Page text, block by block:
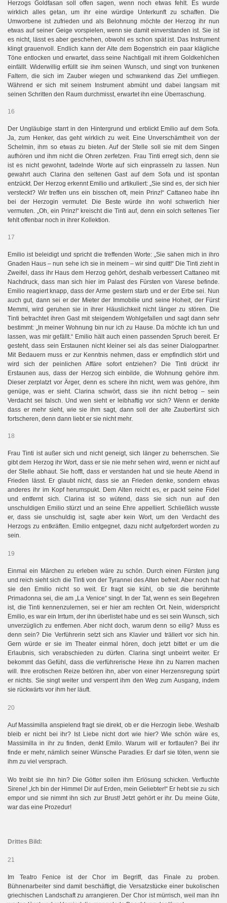
Herzogs Goldfasan soll offen sagen, wenn noch etwas fehlt. Es wurde
wirklich alles getan, um ihr eine würdige Unterkunft zu schaffen. Die
Umworbene ist zufrieden und als Belohnung möchte der Herzog ihr nun
etwas auf seiner Geige vorspielen, wenn sie damit einverstanden ist. Sie ist
es nicht, lässt es aber geschehen, obwohl es schon spät ist. Das Instrument
klingt grauenvoll. Endlich kann der Alte dem Bogenstrich ein paar klägliche
Töne entlocken und erwartet, dass seine Nachtigall mit ihrem Goldkehlchen
einfällt. Widerwillig erfüllt sie ihm seinen Wunsch, und singt von trunkenen
Faltern, die sich im Zauber wiegen und schwankend das Ziel umfliegen.
Während er sich mit seinem Instrument abmüht und dabei langsam mit
seinen Schritten den Raum durchmisst, erwartet ihn eine Überraschung.
16
Der Ungläubige starrt in den Hintergrund und erblickt Emilio auf dem Sofa.
Ja, zum Henker, das geht wirklich zu weit. Eine Unverschämtheit von der
Schelmin, ihm so etwas zu bieten. Auf der Stelle soll sie mit dem Singen
aufhören und ihm nicht die Ohren zerfetzen. Frau Tinti erregt sich, denn sie
ist es nicht gewohnt, tadelnde Worte auf sich einprasseln zu lassen. Nun
gewahrt auch Clarina den seltenen Gast auf dem Sofa und ist spontan
entzückt. Der Herzog erkennt Emilio und artikuliert: „Sie sind es, der sich hier
versteckt? Wir treffen uns ein bisschen oft, mein Prinz!“ Cattaneo habe ihn
bei der Herzogin vermutet. Die Beste würde ihn wohl schwerlich hier
vermuten. „Oh, ein Prinz!“ kreischt die Tinti auf, denn ein solch seltenes Tier
fehlt offenbar noch in ihrer Kollektion.
17
Emilio ist beleidigt und spricht die treffenden Worte: „Sie sahen mich in ihro
Gnaden Haus – nun sehe ich sie in meinem – wir sind quitt!“ Die Tinti zieht in
Zweifel, dass ihr Haus dem Herzog gehört, deshalb verbessert Cattaneo mit
Nachdruck, dass man sich hier im Palast des Fürsten von Varese befinde.
Emilio reagiert knapp, dass der Arme gestern starb und er der Erbe sei. Nun
auch gut, dann sei er der Mieter der Immobilie und seine Hoheit, der Fürst
Memmi, wird geruhen sie in ihrer Häuslichkeit nicht länger zu stören. Die
Tinti betrachtet ihren Gast mit steigendem Wohlgefallen und sagt dann sehr
bestimmt: „In meiner Wohnung bin nur ich zu Hause. Da möchte ich tun und
lassen, was mir gefällt.“ Emilio hält auch einen passenden Spruch bereit. Er
gesteht, dass sein Erstaunen nicht kleiner sei als das seiner Dialogpartner.
Mit Bedauern muss er zur Kenntnis nehmen, dass er empfindlich stört und
wird sich der peinlichen Affäre sofort entziehen? Die Tinti drückt ihr
Erstaunen aus, dass der Herzog sich einbilde, die Wohnung gehöre ihm.
Dieser zerplatzt vor Ärger, denn es schere ihn nicht, wem was gehöre, ihm
genüge, was er sieht. Clarina schwört, dass sie ihn nicht betrog – sein
Verdacht sei falsch. Und wen sieht er leibhaftig vor sich? Wenn er denkte
dass er mehr sieht, wie sie ihm sagt, dann soll der alte Zauberfürst sich
fortscheren, denn dann liebt er sie nicht mehr.
18
Frau Tinti ist außer sich und nicht geneigt, sich länger zu beherrschen. Sie
gibt dem Herzog ihr Wort, dass er sie nie mehr sehen wird, wenn er nicht auf
der Stelle abhaut. Sie hofft, dass er verstanden hat und sie heute Abend in
Frieden lässt. Er glaubt nicht, dass sie an Frieden denke, sondern etwas
anderes ihr im Kopf herumspukt. Dem Alten reicht es, er packt seine Fidel
und entfernt sich. Clarina ist so wütend, dass sie sich nun auf den
unschuldigen Emilio stürzt und an seine Ehre appelliert. Schließlich wusste
er, dass sie unschuldig ist, sagte aber kein Wort, um den Verdacht des
Herzogs zu entkräften. Emilio entgegnet, dazu nicht aufgefordert worden zu
sein.
19
Einmal ein Märchen zu erleben wäre zu schön. Durch einen Fürsten jung
und reich sieht sich die Tinti von der Tyrannei des Alten befreit. Aber noch hat
sie den Emilio nicht so weit. Er fragt sie kühl, ob sie die berühmte
Primadonna sei, die am „La Venice“ singt. In der Tat, wenn es sein Begehren
ist, die Tinti kennenzulernen, sei er hier am rechten Ort. Nein, widerspricht
Emilio, es war ein Irrtum, der ihn überlistet habe und es sei sein Wunsch, sich
unverzüglich zu entfernen. Aber nicht doch, warum denn so eilig? Muss es
denn sein? Die Verführerin setzt sich ans Klavier und trällert vor sich hin.
Gern würde er sie im Theater einmal hören, doch jetzt bittet er um die
Erlaubnis, sich verabschieden zu dürfen. Clarina singt unbeirrt weiter. Er
bekommt das Gefühl, dass die verführerische Hexe ihn zu Narren machen
will. Ihre erotischen Reize betören ihn, aber von einer Herzensregung spürt
er nichts. Sie singt weiter und versperrt ihm den Weg zum Ausgang, indem
sie rückwärts vor ihm her läuft.
20
Auf Massimilla anspielend fragt sie direkt, ob er die Herzogin liebe. Weshalb
bleib er nicht bei ihr? Ist Liebe nicht dort wie hier? Wie schön wäre es,
Massimilla in ihr zu finden, denkt Emilo. Warum will er fortlaufen? Bei ihr
finde er mehr, nämlich seiner Wünsche Paradies. Er darf sie töten, wenn sie
ihm zu viel versprach.
Wo treibt sie ihn hin? Die Götter sollen ihm Erlösung schicken. Verfluchte
Sirene! „Ich bin der Himmel Dir auf Erden, mein Geliebter!“ Er hebt sie zu sich
empor und sie nimmt ihn sich zur Brust! Jetzt gehört er ihr. Du meine Güte,
war das eine Prozedur!
Drittes Bild:
21
Im Teatro Fenice ist der Chor im Begriff, das Finale zu proben.
Bühnenarbeiter sind damit beschäftigt, die Versatzstücke einer bukolischen
griechischen Landschaft zu arrangieren. Der Chor ist mürrisch, weil man ihn